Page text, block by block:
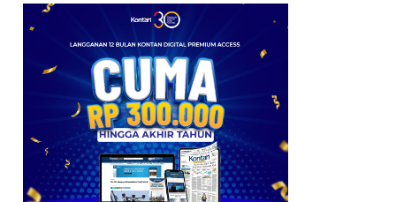
Wifi di BRImo dan Daftar
Provider Tersedia